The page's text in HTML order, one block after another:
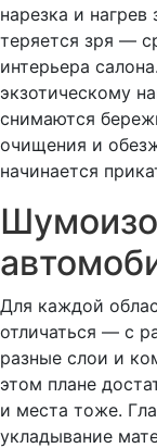
нарезка и
теряется зря —
интерьера
экзотическому
снимаются
очищения и
начинается
Для каждой
отличаться — с
разные слои и
этом плане
и места тоже.
укладывание